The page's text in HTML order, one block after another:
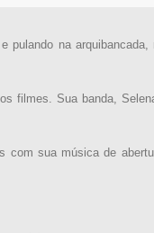
pulando na arquibancada,
filmes. Sua banda,
com sua música de